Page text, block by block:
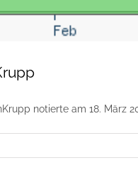
notierte am 18. März